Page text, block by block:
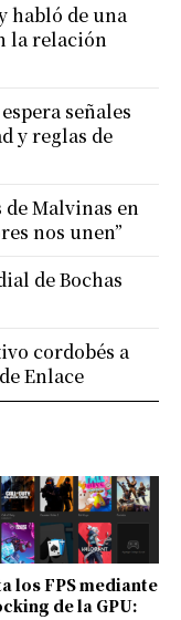
los FPS mediante
de la GPU:
habló de una
la relación
señales
y reglas de
Malvinas en
nos unen”
de Bochas
cordobés a
Enlace